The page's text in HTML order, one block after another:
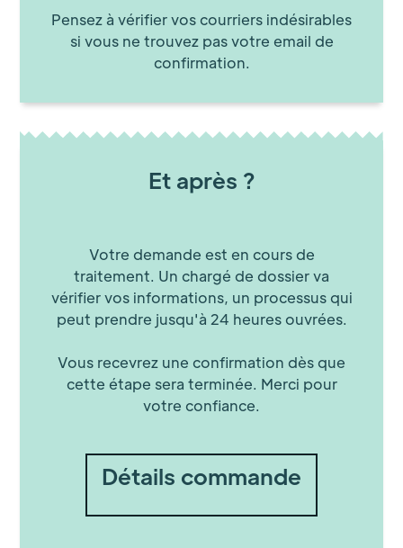
Pensez à vérifier vos courriers indésirables
si vous ne trouvez pas votre email de
confirmation.
Et après ?
Votre demande est en cours de
traitement. Un chargé de dossier va
vérifier vos informations, un processus qui
peut prendre jusqu'à 24 heures ouvrées.
Vous recevrez une confirmation dès que
cette étape sera terminée. Merci pour
votre confiance.
Détails commande